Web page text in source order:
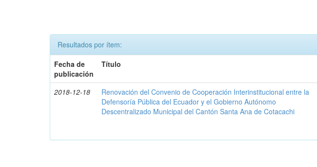
Resultados por ítem:
Fecha de
publicación
Título
2018-12-18
Renovación del Convenio de Cooperación Interinstitucional entre la
Defensoría Pública del Ecuador y el Gobierno Autónomo
Descentralizado Municipal del Cantón Santa Ana de Cotacachi